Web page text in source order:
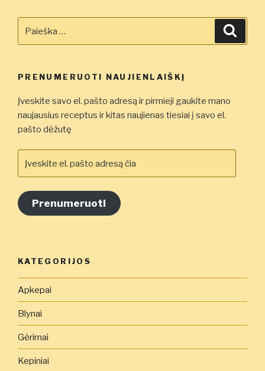
PRENUMERUOTI NAUJIENLAIŠKĮ
Įveskite savo el. pašto adresą ir pirmieji gaukite mano
naujausius receptus ir kitas naujienas tiesiai į savo el.
pašto dėžutę
el.
adresą
čia
Prenumeruoti
KATEGORIJOS
Apkepai
Blynai
Gėrimai
Kepiniai